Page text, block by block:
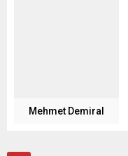
Mehmet Demiral